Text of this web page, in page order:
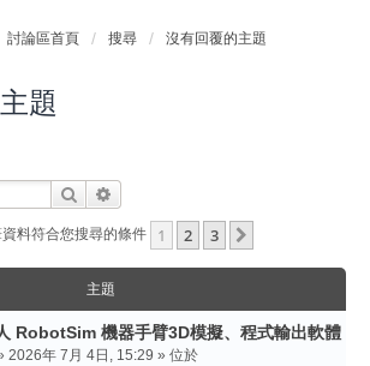
討論區首頁 搜尋 沒有回覆的主題
題
搜尋
料符合您搜尋的條件 1 2 3
主題
RobotSim 機器手臂3D模擬、程式輸出軟體
2026年 7月 4日, 15:29 » 位於